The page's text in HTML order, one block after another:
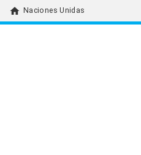
home Naciones Unidas